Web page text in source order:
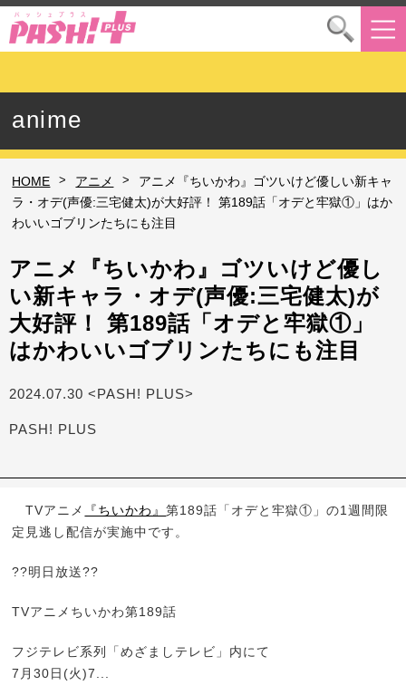
anime
HOME > アニメ >
アニメ『ちいかわ』ゴツいけど優しい新キャ
ラ・オデ(声優:三宅健太)が大好評！ 第189話「オデと牢獄①」はか
わいいゴブリンたちにも注目
アニメ『ちいかわ』ゴツいけど優し
い新キャラ・オデ(声優:三宅健太)が
大好評！ 第189話「オデと牢獄①」
はかわいいゴブリンたちにも注目
2024.07.30 <PASH! PLUS>
PASH! PLUS
TVアニメ 『ちいかわ』第189話「オデと牢獄①」の1週間限
定見逃し配信が実施中です。
??明日放送??
TVアニメちいかわ第189話
フジテレビ系列「めざましテレビ」内にて
7月30日(火)7...